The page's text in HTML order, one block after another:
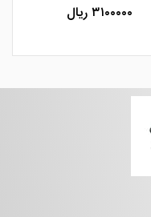
۳۱۰۰۰۰۰ ریال